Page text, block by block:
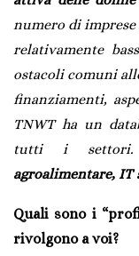
numero di imprese
relativamente
ostacoli comuni
finanziamenti,
TNWT ha un
tutti i
agroalimentare,
Quali sono i
rivolgono a voi?